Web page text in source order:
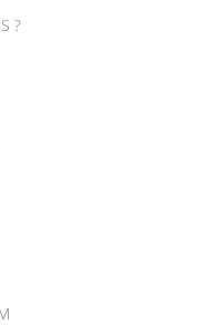
?